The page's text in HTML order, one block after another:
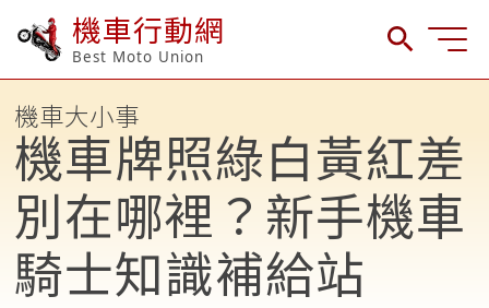
機車行動網
Best Moto Union
機車大小事
機車牌照綠白黃紅差
別在哪裡？新手機車
騎士知識補給站